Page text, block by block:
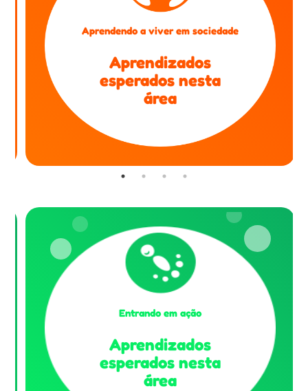
Aprendendo a viver em sociedade
Aprendizados
esperados nesta
área
Entrando em ação
Aprendizados
esperados nesta
área